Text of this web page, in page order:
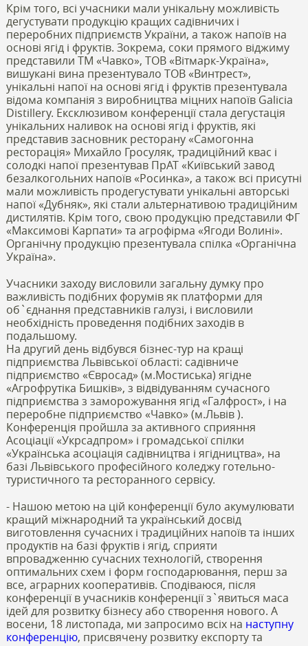
Крім того, всі учасники мали унікальну можливість
дегустувати продукцію кращих садівничих і
переробних підприємств України, а також напоїв на
основі ягід і фруктів. Зокрема, соки прямого віджиму
представили ТМ «Чавко», ТОВ «Вітмарк-Україна»,
вишукані вина презентувало ТОВ «Винтрест»,
унікальні напої на основі ягід і фруктів презентувала
відома компанія з виробництва міцних напоїв Galicia
Distillery. Ексклюзивом конференції стала дегустація
унікальних наливок на основі ягід і фруктів, які
представив засновник ресторану «Самогонна
ресторація» Михайло Гросуляк, традиційний квас і
солодкі напої презентував ПрАТ «Київський завод
безалкогольних напоїв «Росинка», а також всі присутні
мали можливість продегустувати унікальні авторські
напої «Дубняк», які стали альтернативою традиційним
дистилятів. Крім того, свою продукцію представили ФГ
«Максимові Карпати» та агрофірма «Ягоди Волині».
Органічну продукцію презентувала спілка «Органічна
Україна».
Учасники заходу висловили загальну думку про
важливість подібних форумів як платформи для
об`єднання представників галузі, і висловили
необхідність проведення подібних заходів в
подальшому.
На другий день відбувся бізнес-тур на кращі
підприємства Львівської області: садівниче
підприємство «Євросад» (м.Мостиська) ягідне
«Агрофрутіка Бишків», з відвідуванням сучасного
підприємства з заморожування ягід «Галфрост», і на
переробне підприємство «Чавко» (м.Львів ).
Конференція пройшла за активного сприяння
Асоціації «Укрсадпром» і громадської спілки
«Українська асоціація садівництва і ягідництва», на
базі Львівського професійного коледжу готельно-
туристичного та ресторанного сервісу.
- Нашою метою на цій конференції було акумулювати
кращий міжнародний та український досвід
виготовлення сучасних і традиційних напоїв та інших
продуктів на базі фруктів і ягід, сприяти
впровадженню сучасних технологій, створення
оптимальних схем і форм господарювання, перш за
все, аграрних кооперативів. Сподіваюся, після
конференції в учасників конференції з`явиться маса
ідей для розвитку бізнесу або створення нового. А
восени, 18 листопада, ми запросимо всіх на наступну
конференцію, присвячену розвитку експорту та